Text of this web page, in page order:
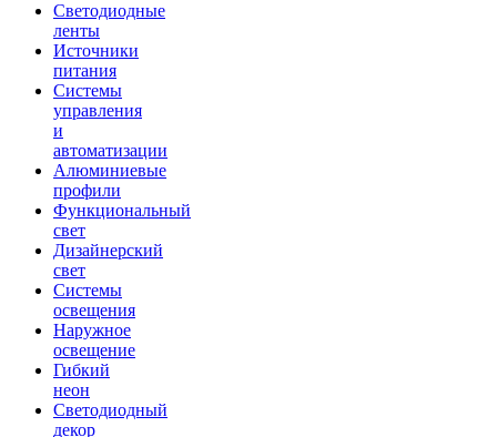
Светодиодные
ленты
Источники
питания
Системы
управления
и
автоматизации
Алюминиевые
профили
Функциональный
свет
Дизайнерский
свет
Системы
освещения
Наружное
освещение
Гибкий
неон
Светодиодный
декор